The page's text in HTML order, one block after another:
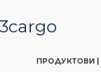
ПРОДУКТОВИ |